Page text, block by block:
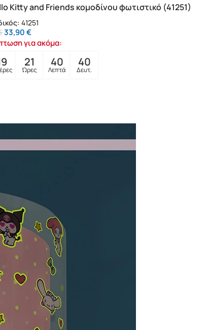
Kitty and Friends κομοδίνου φωτιστικό (41251)
41251
33,90€
για ακόμα:
21
Ώρες
40
Λεπτά
39
Δευτ.